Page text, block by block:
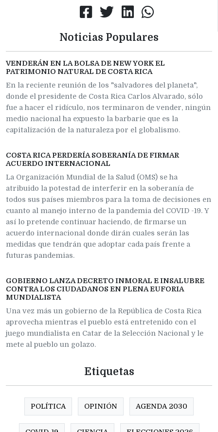
Noticias Populares
VENDERÁN EN LA BOLSA DE NEW YORK EL
PATRIMONIO NATURAL DE COSTA RICA
En la reciente reunión de los "salvadores del planeta",
donde el presidente de Costa Rica Carlos Alvarado, sólo
fue a hacer el ridículo, nos terminaron de vender, ningún
medio nacional ha expuesto la barbarie que es la
capitalización de la naturaleza por el globalismo.
COSTA RICA PERDERÍA SOBERANÍA DE FIRMAR
ACUERDO INTERNACIONAL
La Organización Mundial de la Salud (OMS) se ha
atribuido la potestad de interferir en la soberanía de
todos sus países miembros para la toma de decisiones en
cuanto al manejo interno de la pandemia del COVID -19. Y
así lo pretende continuar haciendo, de firmarse un
acuerdo internacional donde dirán cuales serán las
medidas que tendrán que adoptar cada país frente a
futuras pandemias.
GOBIERNO LANZA DECRETO INMORAL E INSALUBRE
CONTRA LOS CIUDADANOS EN PLENA EUFORIA
MUNDIALISTA
Una vez más un gobierno de la República de Costa Rica
aprovecha mientras el pueblo está entretenido con el
juego mundialista en Catar de la Selección Nacional y le
mete al pueblo un golazo.
Etiquetas
POLÍTICA OPINIÓN AGENDA 2030